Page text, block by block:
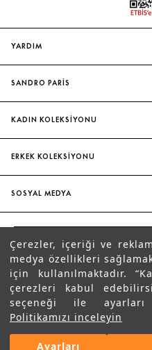
Çerezler, içeriği ve
medya özellikleri
için kullanılmaktadır.
çerezleri kabul
seçeneği ile ayarları
Politikamızı inceleyin
Ayarları
SIYAH
YARDIM
TESLIMAT VE İADE
BEDEN TABLOSU
SANDRO PARİS
EVELYNE & ILAN CHETRITE
ATÖLYE
KADIN KOLEKSİYONU
KADIN ŞORT & ETEK
AYAKKABI
ÇANTA
ERKEK KOLEKSİYONU
ŞORT & PANTOLON
AYAKKABI
ÇANTA
T-SHIRT & SWEATSHIRT
SOSYAL MEDYA
INSTAGRAM
TIKTOK
PINTEREST
SPOTIFY